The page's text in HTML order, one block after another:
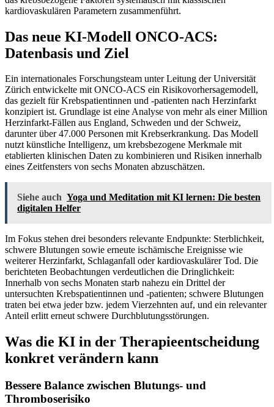
kardiovaskulären Parametern zusammenführt.
Das neue KI-Modell ONCO-ACS:
Datenbasis und Ziel
Ein internationales Forschungsteam unter Leitung der Universität
Zürich entwickelte mit ONCO-ACS ein Risikovorhersagemodell,
das gezielt für Krebspatientinnen und -patienten nach Herzinfarkt
konzipiert ist. Grundlage ist eine Analyse von mehr als einer Million
Herzinfarkt-Fällen aus England, Schweden und der Schweiz,
darunter über 47.000 Personen mit Krebserkrankung. Das Modell
nutzt künstliche Intelligenz, um krebsbezogene Merkmale mit
etablierten klinischen Daten zu kombinieren und Risiken innerhalb
eines Zeitfensters von sechs Monaten abzuschätzen.
Siehe auch Yoga und Meditation mit KI lernen: Die besten
digitalen Helfer
Im Fokus stehen drei besonders relevante Endpunkte: Sterblichkeit,
schwere Blutungen sowie erneute ischämische Ereignisse wie
weiterer Herzinfarkt, Schlaganfall oder kardiovaskulärer Tod. Die
berichteten Beobachtungen verdeutlichen die Dringlichkeit:
Innerhalb von sechs Monaten starb nahezu ein Drittel der
untersuchten Krebspatientinnen und -patienten; schwere Blutungen
traten bei etwa jeder bzw. jedem Vierzehnten auf, und ein relevanter
Anteil erlitt erneut schwere Durchblutungsstörungen.
Was die KI in der Therapieentscheidung
konkret verändern kann
Bessere Balance zwischen Blutungs- und
Thromboserisiko